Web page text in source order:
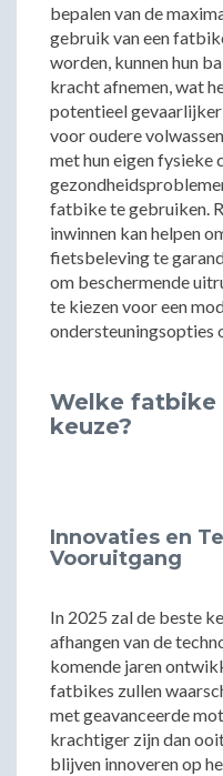
bepalen van de
gebruik van een
worden, kunnen hun
kracht afnemen, wat
potentieel
voor oudere
met hun eigen fysieke
fatbike te gebruiken.
inwinnen kan helpen
fietsbeleving te
om beschermende
te kiezen voor een
ondersteuningsopties
Welke fatbike
keuze?
Innovaties en
Vooruitgang
In 2025 zal de beste
afhangen van de
komende jaren
fatbikes zullen
met geavanceerde
krachtiger zijn dan
blijven innoveren op